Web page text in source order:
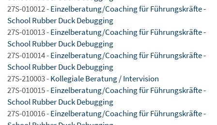
27S-010012 -Einzelberatung/Coaching für Führungskräfte -
School Rubber Duck Debugging
27S-010013 -Einzelberatung/Coaching für Führungskräfte -
School Rubber Duck Debugging
27S-010014 -Einzelberatung/Coaching für Führungskräfte -
School Rubber Duck Debugging
27S-210003 -Kollegiale Beratung / Intervision
27S-010015 -Einzelberatung/Coaching für Führungskräfte -
School Rubber Duck Debugging
27S-010016 -Einzelberatung/Coaching für Führungskräfte -